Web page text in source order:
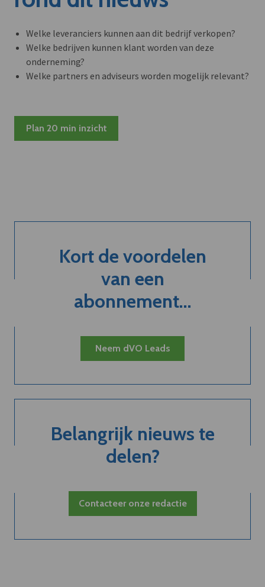
Welke leveranciers kunnen aan dit bedrijf verkopen?
Welke bedrijven kunnen klant worden van deze
onderneming?
Welke partners en adviseurs worden mogelijk relevant?
Plan 20 min inzicht
Kort de voordelen
van een
abonnement...
Neem dVO Leads
Belangrijk nieuws te
delen?
Contacteer onze redactie